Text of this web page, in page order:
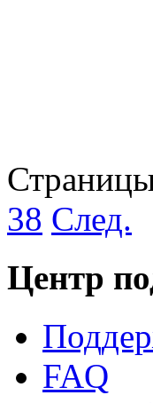
38 След.
Центр
FAQ